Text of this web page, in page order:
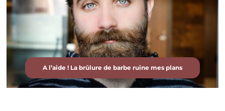
A l’aide ! La brûlure de barbe ruine mes plans